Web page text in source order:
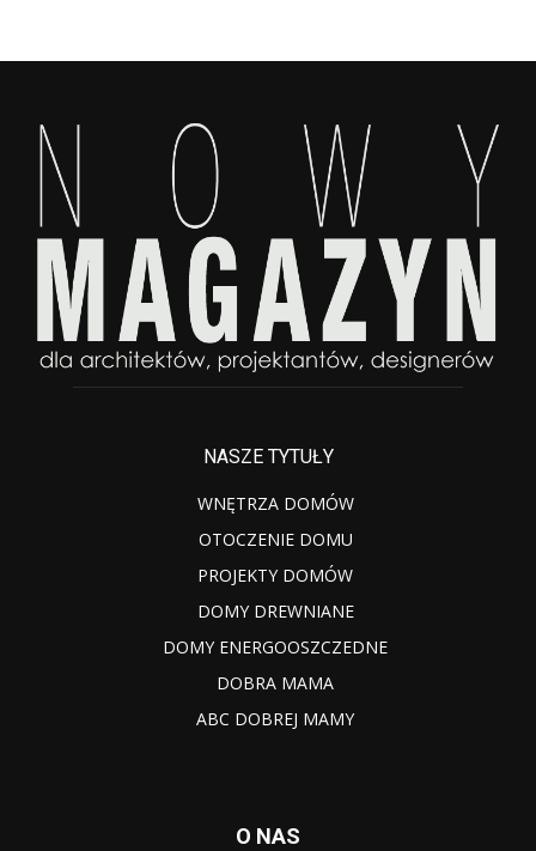
NASZE TYTUŁY
WNĘTRZA DOMÓW
OTOCZENIE DOMU
PROJEKTY DOMÓW
DOMY DREWNIANE
DOMY ENERGOOSZCZEDNE
DOBRA MAMA
ABC DOBREJ MAMY
O NAS